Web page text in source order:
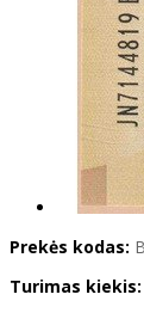
Prekės kodas:
Turimas kiekis: